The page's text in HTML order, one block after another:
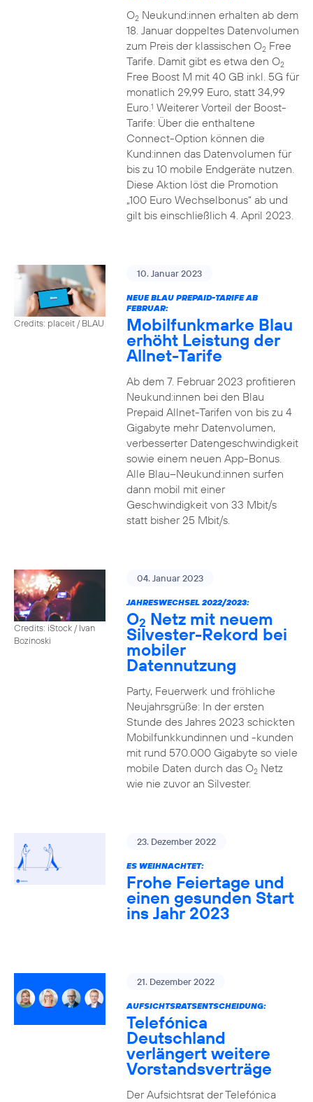
O2Neukund:innen erhalten ab dem
18. Januar doppeltes Datenvolumen
zum Preis der klassischen O2Free
Tarife. Damit gibt es etwa den O2
Free Boost M mit 40 GB inkl. 5G für
monatlich 29,99 Euro, statt 34,99
Euro.1 Weiterer Vorteil der Boost-
Tarife: Über die enthaltene
Connect-Option können die
Kund:innen das Datenvolumen für
bis zu 10 mobile Endgeräte nutzen.
Diese Aktion löst die Promotion
„100 Euro Wechselbonus“ ab und
gilt bis einschließlich 4. April 2023.
Credits: placeit / BLAU
10. Januar 2023
NEUE BLAU PREPAID-TARIFE AB
FEBRUAR:
Mobilfunkmarke Blau
erhöht Leistung der
Allnet-Tarife
Ab dem 7. Februar 2023 profitieren
Neukund:innen bei den Blau
Prepaid Allnet-Tarifen von bis zu 4
Gigabyte mehr Datenvolumen,
verbesserter Datengeschwindigkeit
sowie einem neuen App-Bonus.
Alle Blau–Neukund:innen surfen
dann mobil mit einer
Geschwindigkeit von 33 Mbit/s
statt bisher 25 Mbit/s.
Credits: iStock / Ivan
Bozinoski
04. Januar 2023
JAHRESWECHSEL 2022/2023:
O2 Netz mit neuem
Silvester-Rekord bei
mobiler
Datennutzung
Party, Feuerwerk und fröhliche
Neujahrsgrüße: In der ersten
Stunde des Jahres 2023 schickten
Mobilfunkkundinnen und -kunden
mit rund 570.000 Gigabyte so viele
mobile Daten durch das O2Netz
wie nie zuvor an Silvester.
23. Dezember 2022
ES WEIHNACHTET:
Frohe Feiertage und
einen gesunden Start
ins Jahr 2023
21. Dezember 2022
AUFSICHTSRATSENTSCHEIDUNG:
Telefónica
Deutschland
verlängert weitere
Vorstandsverträge
Der Aufsichtsrat der Telefónica